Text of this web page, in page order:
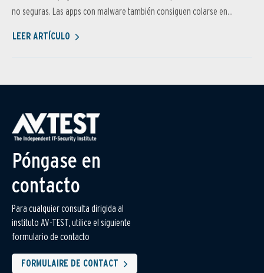
no seguras. Las apps con malware también consiguen colarse en...
LEER ARTÍCULO
Póngase en
contacto
Para cualquier consulta dirigida al
instituto AV-TEST, utilice el siguiente
formulario de contacto
FORMULAIRE DE CONTACT